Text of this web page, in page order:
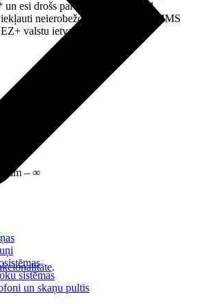
sistēmas
un skaņu pultis
esi drošs par savām izmaksām!
neierobežoti zvani, īsziņas, MMS
valstu ietvaros.
– ∞
.